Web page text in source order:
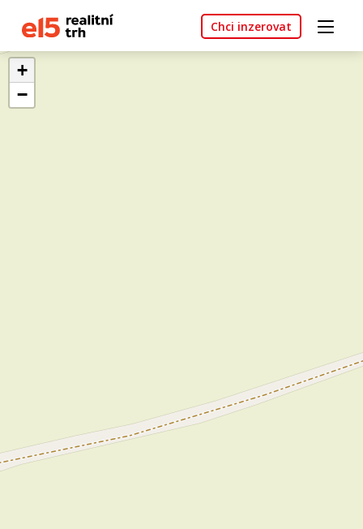
Chci inzerovat
+
−